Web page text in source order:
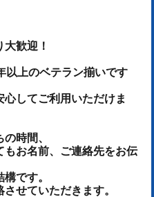
歓迎！
以上のベテラン揃いです
してご利用いただけま
時間、
もお名前、ご連絡先をお伝
です。
せていただきます。